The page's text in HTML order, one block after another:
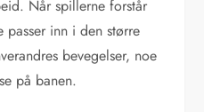
Når spillerne forstår
inn i den større
bevegelser, noe
på banen.